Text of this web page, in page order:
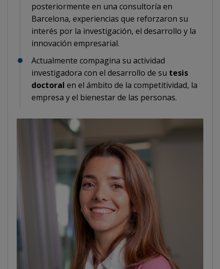
posteriormente en una consultoría en
Barcelona, experiencias que reforzaron su
interés por la investigación, el desarrollo y la
innovación empresarial.
Actualmente compagina su actividad
investigadora con el desarrollo de su tesis
doctoral en el ámbito de la competitividad, la
empresa y el bienestar de las personas.